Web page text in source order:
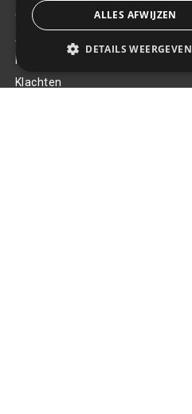
Contact
Algemene voorwaarden
Privacy Policy
Klachten
ALLES AFWIJZEN
DETAILS WEERGEVEN